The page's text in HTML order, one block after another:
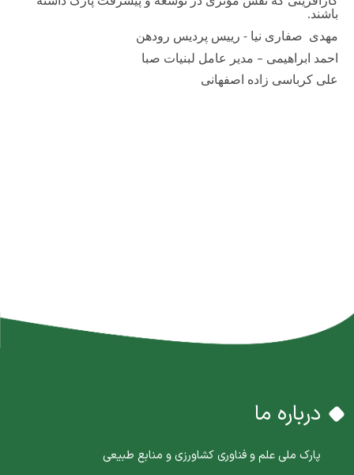
باشند.
مهدی صفاری نیا - رییس پردیس رودهن
احمد ابراهیمی – مدیر عامل لبنیات صبا
علی کرباسی زاده اصفهانی
درباره ما
پارک ملی علم و فناوری کشاورزی و منابع طبیعی